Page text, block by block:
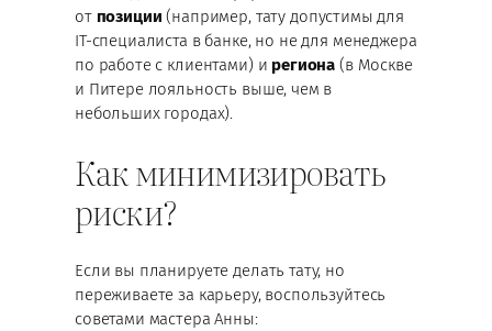
от позиции (например, тату допустимы для
IT-специалиста в банке, но не для менеджера
по работе с клиентами) и региона (в Москве
и Питере лояльность выше, чем в
небольших городах).
Как минимизировать
риски?
Если вы планируете делать тату, но
переживаете за карьеру, воспользуйтесь
советами мастера Анны: